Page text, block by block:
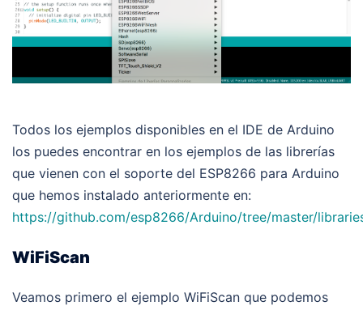
Todos los ejemplos disponibles en el IDE de Arduino
los puedes encontrar en los ejemplos de las librerías
que vienen con el soporte del ESP8266 para Arduino
que hemos instalado anteriormente en:
https://github.com/esp8266/Arduino/tree/master/
WiFiScan
Veamos primero el ejemplo WiFiScan que podemos